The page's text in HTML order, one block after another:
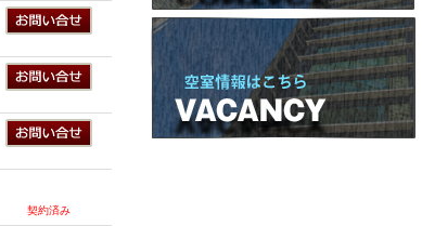
契約済み